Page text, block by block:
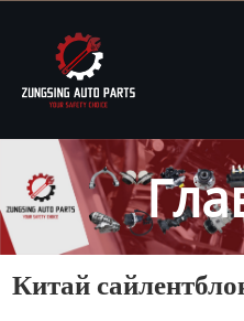
Продукция
Новости
О нас
Контакты
Китай